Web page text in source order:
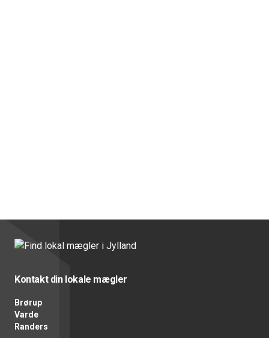
Kontakt din lokale mægler
Brørup
Varde
Randers